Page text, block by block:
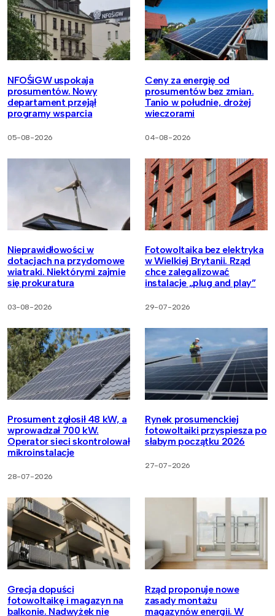
NFOŚiGW uspokaja
prosumentów. Nowy
departament przejął
programy wsparcia
05-08-2026
Ceny za energię od
prosumentów bez zmian.
Tanio w południe, drożej
wieczorami
04-08-2026
Nieprawidłowości w
dotacjach na przydomowe
wiatraki. Niektórymi zajmie
się prokuratura
03-08-2026
Fotowoltaika bez elektryka
w Wielkiej Brytanii. Rząd
chce zalegalizować
instalacje „plug and play”
29-07-2026
Prosument zgłosił 48 kW, a
wprowadzał 700 kW.
Operator sieci skontrolował
mikroinstalacje
28-07-2026
Rynek prosumenckiej
fotowoltaiki przyspiesza po
słabym początku 2026
27-07-2026
Grecja dopuści
fotowoltaikę i magazyn na
balkonie. Nadwyżek nie
Rząd proponuje nowe
zasady montażu
magazynów energii. W